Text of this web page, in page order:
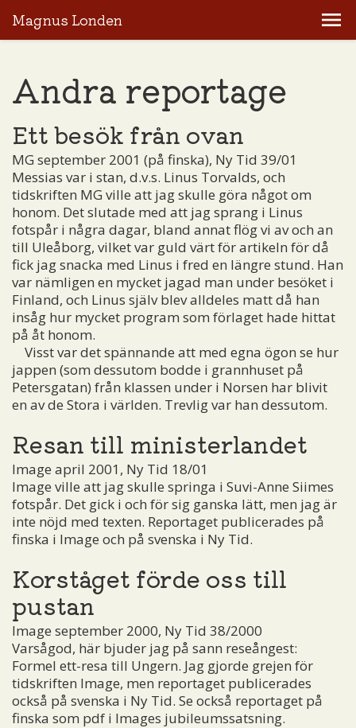
Magnus Londen
Andra reportage
Ett besök från ovan
MG september 2001 (på finska), Ny Tid 39/01
Messias var i stan, d.v.s. Linus Torvalds, och
tidskriften MG ville att jag skulle göra något om
honom. Det slutade med att jag sprang i Linus
fotspår i några dagar, bland annat flög vi av och an
till Uleåborg, vilket var guld värt för artikeln för då
fick jag snacka med Linus i fred en längre stund. Han
var nämligen en mycket jagad man under besöket i
Finland, och Linus själv blev alldeles matt då han
insåg hur mycket program som förlaget hade hittat
på åt honom.
Visst var det spännande att med egna ögon se hur
jappen (som dessutom bodde i grannhuset på
Petersgatan) från klassen under i Norsen har blivit
en av de Stora i världen. Trevlig var han dessutom.
Resan till ministerlandet
Image april 2001, Ny Tid 18/01
Image ville att jag skulle springa i Suvi-Anne Siimes
fotspår. Det gick i och för sig ganska lätt, men jag är
inte nöjd med texten. Reportaget publicerades på
finska i Image och på svenska i Ny Tid.
Korståget förde oss till
pustan
Image september 2000, Ny Tid 38/2000
Varsågod, här bjuder jag på sann reseångest:
Formel ett-resa till Ungern. Jag gjorde grejen för
tidskriften Image, men reportaget publicerades
också på svenska i Ny Tid. Se också reportaget på
finska som pdf i Images jubileumssatsning.